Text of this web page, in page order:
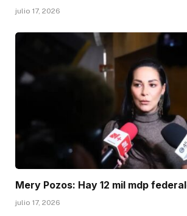
julio 17, 2026
Mery Pozos: Hay 12 mil mdp
julio 17, 2026